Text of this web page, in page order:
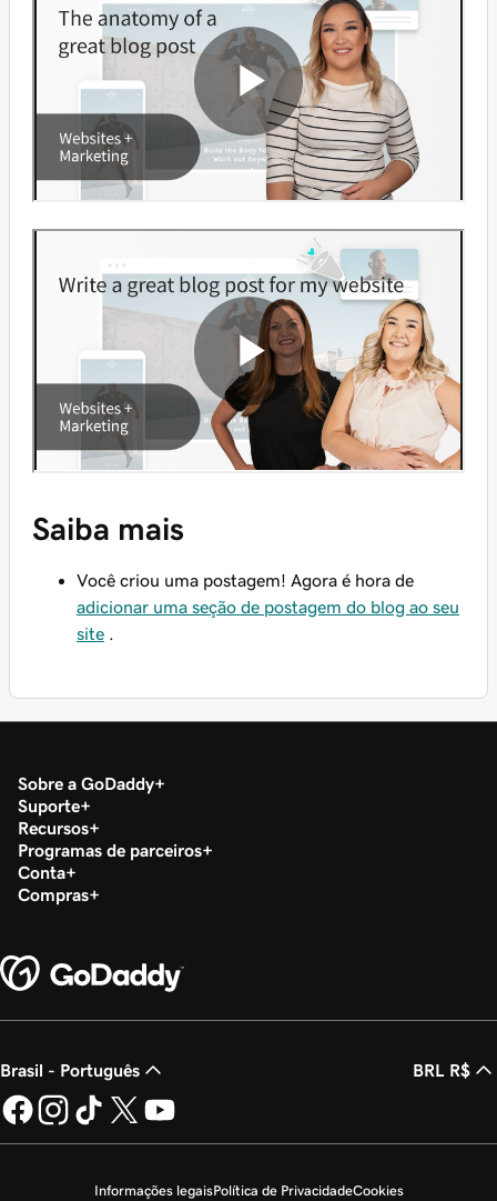
Saiba mais
Você criou uma postagem! Agora é hora de
adicionar uma seção de postagem do blog ao seu
site
Sobre a GoDaddy
Suporte
Recursos
Programas de parceiros
Conta
Compras
Brasil - Português BRL R$
Informações legaisPolítica de PrivacidadeCookies